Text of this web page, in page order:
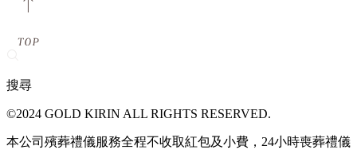
搜尋
©2024 GOLD KIRIN ALL RIGHTS RESERVED.
本公司殯葬禮儀服務全程不收取紅包及小費，24小時喪葬禮儀